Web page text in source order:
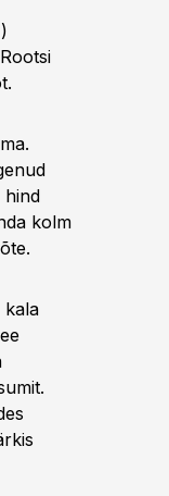
hind
kolm
kala